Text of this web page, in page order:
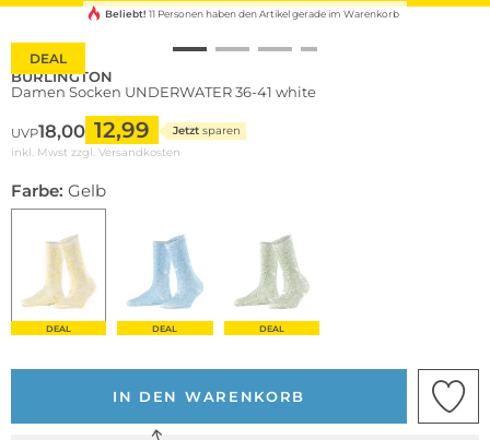
DEAL
Beliebt! 11 Personen haben den Artikel gerade im Warenkorb
BURLINGTON
Damen Socken UNDERWATER 36-41 white
UVP18,00 12,99 Jetzt sparen
inkl. Mwst zzgl. Versandkosten
Farbe: Gelb
DEAL DEAL DEAL
IN DEN WARENKORB